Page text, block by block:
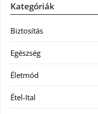
Kategóriák
Biztosítás
Egészség
Életmód
Étel-Ital